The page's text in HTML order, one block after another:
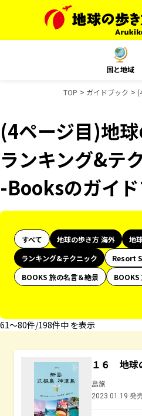
国と地域
TOP ガイドブック
(4ページ目)地
ランキング&テ
-Booksのガイ
すべて 地球の歩き方 海外 地
ランキング&テクニック
Resort
BOOKS 旅の名言＆絶景
BOOKS
61〜80件/198件中 を表示
１６ 地
島旅
2023.01.19 発